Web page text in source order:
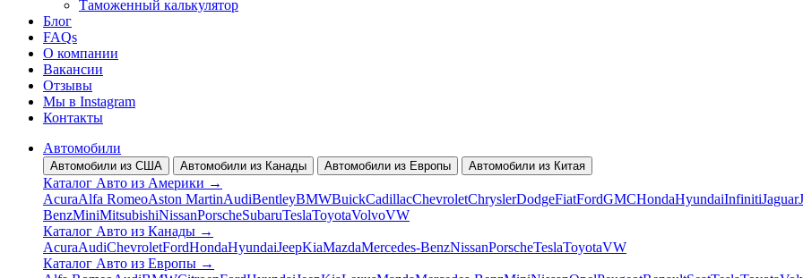
Таможенный калькулятор
Блог
FAQs
О компании
Вакансии
Отзывы
Мы в Instagram
Контакты
Автомобили
Автомобили из США Автомобили из Канады Автомобили из Европы Автомобили из Китая
Каталог Авто из Америки →
AcuraAlfa RomeoAston MartinAudiBentleyBMWBuickCadillacChevroletChryslerDodgeFiatFordGMCHondaHyundaiInfinitiJaguar
BenzMiniMitsubishiNissanPorscheSubaruTeslaToyotaVolvoVW
Каталог Авто из Канады →
AcuraAudiChevroletFordHondaHyundaiJeepKiaMazdaMercedes-BenzNissanPorscheTeslaToyotaVW
Каталог Авто из Европы →